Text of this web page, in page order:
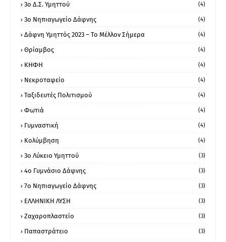
3ο Δ.Σ. Υμηττού (4)
3ο Νηπιαγωγείο Δάφνης (4)
Δάφνη Υμηττός 2023 – Το Μέλλον Σήμερα (4)
Θρίαμβος (4)
ΚΗΦΗ (4)
Νεκροταφείο (4)
Ταξιδευτές Πολιτισμού (4)
Φωτιά (4)
Γυμναστική (4)
Κολύμβηση (4)
3ο Λύκειο Υμηττού (3)
4ο Γυμνάσιο Δάφνης (3)
7ο Νηπιαγωγείο Δάφνης (3)
ΕΛΛΗΝΙΚΗ ΛΥΣΗ (3)
Ζαχαροπλαστείο (3)
Παπαστράτειο (3)